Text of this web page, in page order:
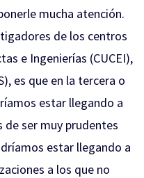
mucha atención.
de los centros
e Ingenierías (CUCEI),
es que en la tercera o
estar llegando a
de ser muy prudentes
estar llegando a
a los que no